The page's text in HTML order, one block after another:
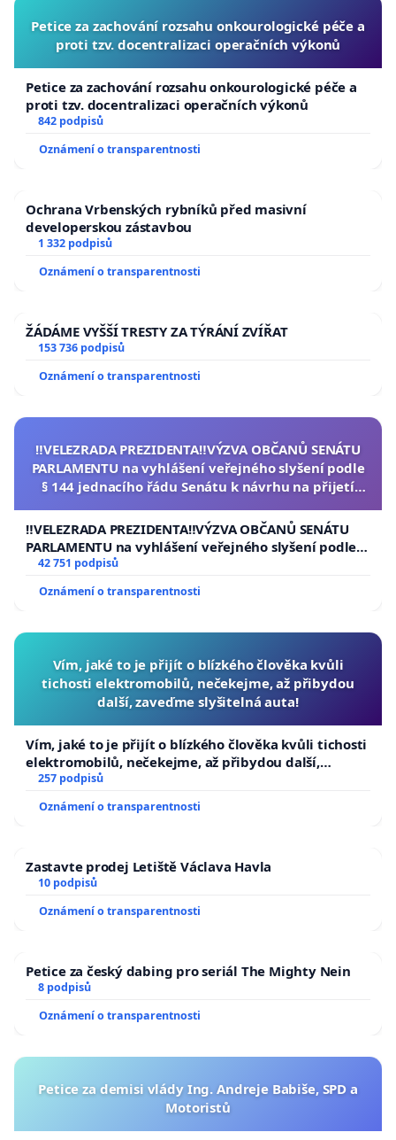
Petice za zachování rozsahu onkourologické péče a
proti tzv. docentralizaci operačních výkonů
Petice za zachování rozsahu onkourologické péče a
proti tzv. docentralizaci operačních výkonů
842 podpisů
Oznámení o transparentnosti
Ochrana Vrbenských rybníků před masivní
developerskou zástavbou
1 332 podpisů
Oznámení o transparentnosti
ŽÁDÁME VYŠŠÍ TRESTY ZA TÝRÁNÍ ZVÍŘAT
153 736 podpisů
Oznámení o transparentnosti
‼️VELEZRADA PREZIDENTA‼️VÝZVA OBČANŮ SENÁTU
PARLAMENTU na vyhlášení veřejného slyšení podle
§ 144 jednacího řádu Senátu k návrhu na přijetí
republiky
‼️VELEZRADA PREZIDENTA‼️VÝZVA OBČANŮ SENÁTU
PARLAMENTU na vyhlášení veřejného slyšení podle §
144 jednacího řádu Senátu k návrhu na přijetí
usnesení k podání ústavní žaloby na prezidenta
republiky
42 751 podpisů
Oznámení o transparentnosti
Vím, jaké to je přijít o blízkého člověka kvůli
tichosti elektromobilů, nečekejme, až přibydou
další, zaveďme slyšitelná auta!
Vím, jaké to je přijít o blízkého člověka kvůli tichosti
elektromobilů, nečekejme, až přibydou další,
zaveďme slyšitelná auta!
257 podpisů
Oznámení o transparentnosti
Zastavte prodej Letiště Václava Havla
10 podpisů
Oznámení o transparentnosti
Petice za český dabing pro seriál The Mighty Nein
8 podpisů
Oznámení o transparentnosti
Petice za demisi vlády Ing. Andreje Babiše, SPD a
Motoristů